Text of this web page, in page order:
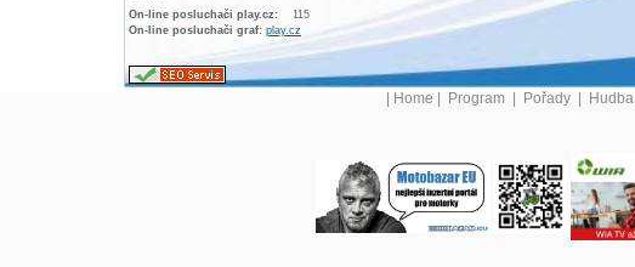
On-line posluchači play.cz:
115
On-line posluchači graf: play.cz
Home Program Pořady Hudba